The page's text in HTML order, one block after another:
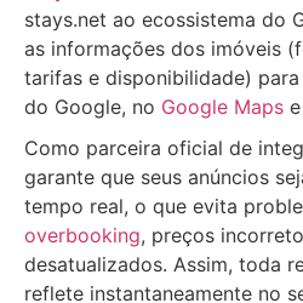
stays.net ao ecossistema do
as informações dos imóveis
tarifas e disponibilidade)
do Google, no Google Maps
Como parceira oficial de
garante que seus anúncios
tempo real, o que evita
overbooking, preços
desatualizados. Assim, toda
reflete instantaneamente no